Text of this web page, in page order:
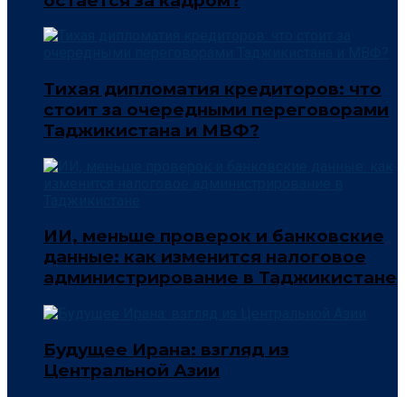
Тихая дипломатия кредиторов: что
стоит за очередными переговорами
Таджикистана и МВФ?
ИИ, меньше проверок и банковские
данные: как изменится налоговое
администрирование в Таджикистане
Будущее Ирана: взгляд из
Центральной Азии